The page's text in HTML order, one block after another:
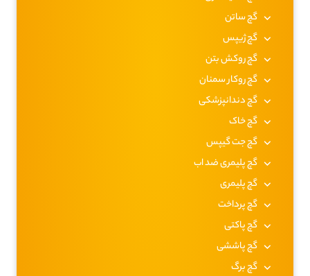
گچ ساتن
گچ ژیپس
گچ روکش بتن
گچ روکار سمنان
گچ دندانپزشکی
گچ خاک
گچ جت گیپس
گچ پلیمری ضد اب
گچ پلیمری
گچ پرداخت
گچ پاکتی
گچ پاششی
گچ برگ